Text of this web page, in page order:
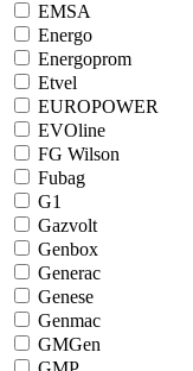
EMSA
Energo
Energoprom
Etvel
EUROPOWER
EVOline
FG Wilson
Fubag
G1
Gazvolt
Genbox
Generac
Genese
Genmac
GMGen